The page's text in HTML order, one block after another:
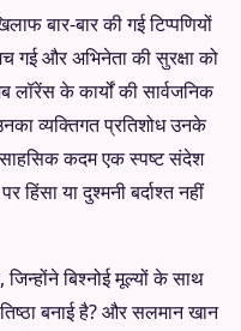
बार-बार की गई टिप्पणियों
गई और अभिनेता की सुरक्षा को
के कार्यों की सार्वजनिक
व्यक्तिगत प्रतिशोध उनके
साहसिक कदम एक स्पष्ट संदेश
हिंसा या दुश्मनी बर्दाश्त नहीं
बिश्नोई मूल्यों के साथ
बनाई है? और सलमान खान